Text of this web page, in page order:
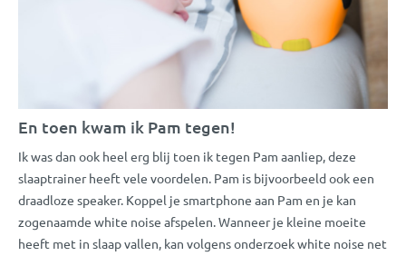
En toen kwam ik Pam tegen!
Ik was dan ook heel erg blij toen ik tegen Pam aanliep, deze
slaaptrainer heeft vele voordelen. Pam is bijvoorbeeld ook een
draadloze speaker. Koppel je smartphone aan Pam en je kan
zogenaamde white noise afspelen. Wanneer je kleine moeite
heeft met in slaap vallen, kan volgens onderzoek white noise net